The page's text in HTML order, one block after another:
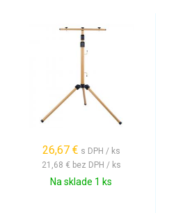
26,67 € s DPH / ks
21,68 € bez DPH / ks
Na sklade 1 ks